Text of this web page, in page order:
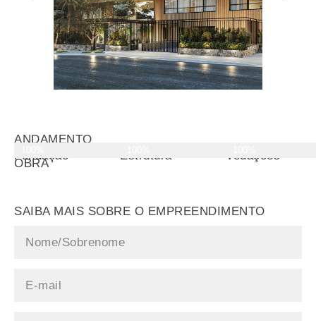
ANDAMENTO
OBRA
Fundação Estrutura Vedações
SAIBA MAIS SOBRE O EMPREENDIMENTO